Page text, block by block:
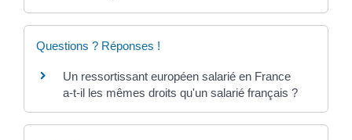
Questions ? Réponses !
Un ressortissant européen salarié en France
a-t-il les mêmes droits qu'un salarié français ?